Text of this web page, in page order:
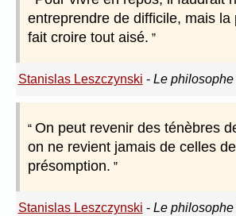
entreprendre de difficile, mais la
fait croire tout aisé.
Stanislas Leszczynski - Le
On peut revenir des ténèbres
on ne revient jamais de celles
présomption.
Stanislas Leszczynski - Le